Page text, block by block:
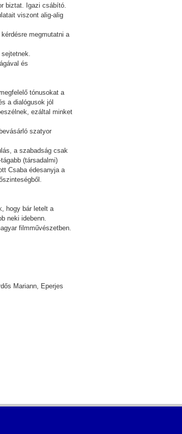
biztat. Igazi csábító.
viszont alig-alig
megmutatni a
és
tónusokat a
a dialógusok jól
ezáltal minket
szatyor
a szabadság csak
(társadalmi)
Csaba édesanyja a
hogy bár letelt a
neki idebenn.
filmművészetben.
Mariann, Eperjes